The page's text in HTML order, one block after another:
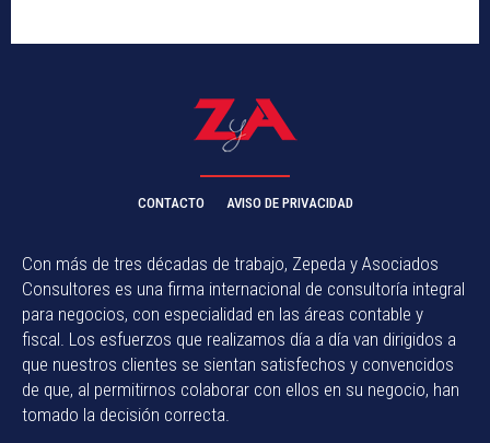
CONTACTO AVISO DE PRIVACIDAD
Con más de tres décadas de trabajo, Zepeda y Asociados
Consultores es una firma internacional de consultoría integral
para negocios, con especialidad en las áreas contable y
fiscal. Los esfuerzos que realizamos día a día van dirigidos a
que nuestros clientes se sientan satisfechos y convencidos
de que, al permitirnos colaborar con ellos en su negocio, han
tomado la decisión correcta.